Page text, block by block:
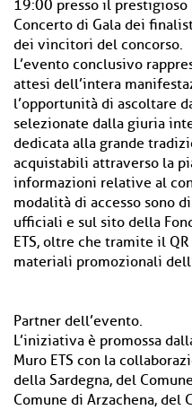
19:00 presso il
Concerto di Gala dei
dei vincitori del concorso.
L’evento conclusivo
attesi dell’intera
l’opportunità di ascoltare
selezionate dalla giuria
dedicata alla grande
acquistabili attraverso la
informazioni relative al
modalità di accesso sono
ufficiali e sul sito della
ETS, oltre che tramite il
materiali promozionali
Partner dell’evento.
L’iniziativa è promossa
Muro ETS con la
della Sardegna, del
Comune di Arzachena, del